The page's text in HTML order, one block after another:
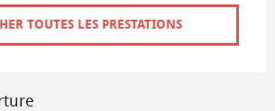
TOUTES LES PRESTATIONS